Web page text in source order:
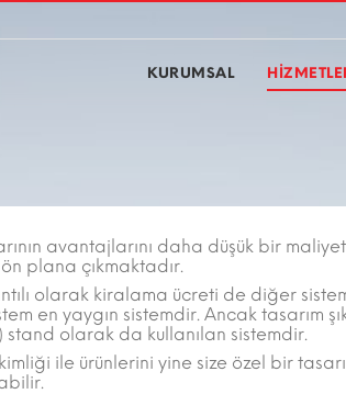
KURUMSAL
avantajlarını daha düşük bir
plana çıkmaktadır.
olarak kiralama ücreti de diğer
en yaygın sistemdir. Ancak tasarım
olarak da kullanılan sistemdir.
ile ürünlerini yine size özel bir